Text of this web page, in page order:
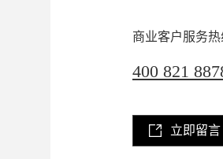
商业客户服务热
400 821
立即留言